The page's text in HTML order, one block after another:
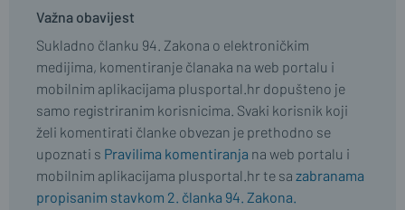
Važna obavijest
Sukladno članku 94. Zakona o elektroničkim
medijima, komentiranje članaka na web portalu i
mobilnim aplikacijama plusportal.hr dopušteno je
samo registriranim korisnicima. Svaki korisnik koji
želi komentirati članke obvezan je prethodno se
upoznati s Pravilima komentiranja na web portalu i
mobilnim aplikacijama plusportal.hr te sa zabranama
propisanim stavkom 2. članka 94. Zakona.